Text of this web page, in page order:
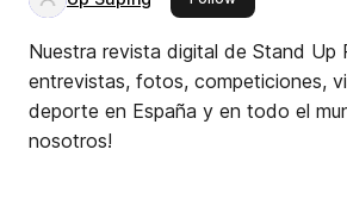
Nuestra revista digital de Stand
entrevistas, fotos, competiciones,
deporte en España y en todo el
nosotros!